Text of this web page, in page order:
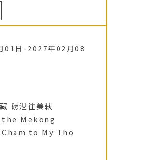
01日-2027年02月08
磅湛往美萩
Mekong
to My Tho